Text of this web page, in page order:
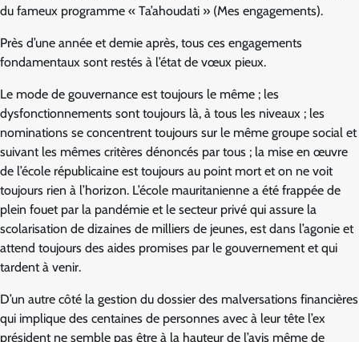
du fameux programme « Ta’ahoudati » (Mes engagements).
Près d’une année et demie après, tous ces engagements
fondamentaux sont restés à l’état de vœux pieux.
Le mode de gouvernance est toujours le même ; les
dysfonctionnements sont toujours là, à tous les niveaux ; les
nominations se concentrent toujours sur le même groupe social et
suivant les mêmes critères dénoncés par tous ; la mise en œuvre
de l’école républicaine est toujours au point mort et on ne voit
toujours rien à l’horizon. L’école mauritanienne a été frappée de
plein fouet par la pandémie et le secteur privé qui assure la
scolarisation de dizaines de milliers de jeunes, est dans l’agonie et
attend toujours des aides promises par le gouvernement et qui
tardent à venir.
D’un autre côté la gestion du dossier des malversations financières
qui implique des centaines de personnes avec à leur tête l’ex
président ne semble pas être à la hauteur de l’avis même de